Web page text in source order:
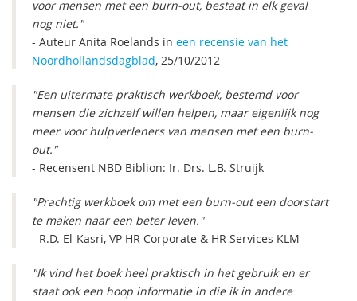
voor mensen met een burn-out, bestaat in elk geval
nog niet."
- Auteur Anita Roelands in een recensie van het
Noordhollandsdagblad, 25/10/2012
"Een uitermate praktisch werkboek, bestemd voor
mensen die zichzelf willen helpen, maar eigenlijk nog
meer voor hulpverleners van mensen met een burn-
out."
- Recensent NBD Biblion: Ir. Drs. L.B. Struijk
"Prachtig werkboek om met een burn-out een doorstart
te maken naar een beter leven."
- R.D. El-Kasri, VP HR Corporate & HR Services KLM
"Ik vind het boek heel praktisch in het gebruik en er
staat ook een hoop informatie in die ik in andere